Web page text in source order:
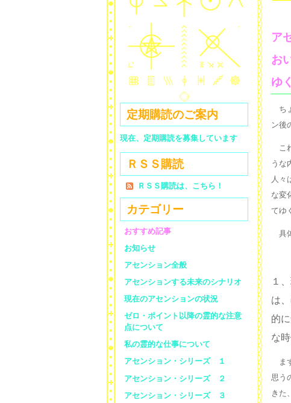
ア
お
ゆ
ち
ン後
こ
うな
人々
な変
てゆ
具
１
は
的
な
ま
思う
きた
定期購読のご案内
現在、定期購読を募集しています
ＲＳＳ購読
ＲＳＳ購読は、こちら！
カテゴリー
おすすめ記事
お知らせ
アセンション全般
アセンションする未来のシナリオ
現在のアセンションの状況
ゼロ・ポイント以降の霊的な注意
点について
私の霊的な仕事について
アセンション・シリーズ １
アセンション・シリーズ ２
アセンション・シリーズ ３